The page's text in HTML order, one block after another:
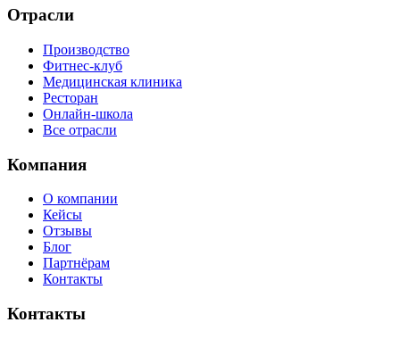
Отрасли
Производство
Фитнес-клуб
Медицинская клиника
Ресторан
Онлайн-школа
Все отрасли
Компания
О компании
Кейсы
Отзывы
Блог
Партнёрам
Контакты
Контакты